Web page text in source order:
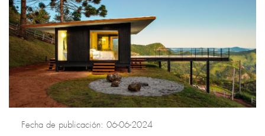
Fecha de publicación: 06-06-2024